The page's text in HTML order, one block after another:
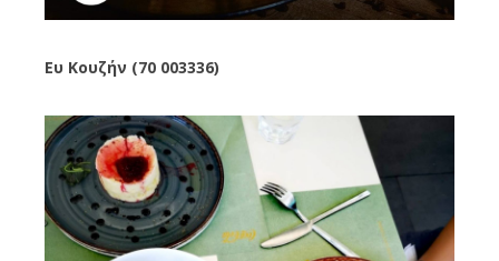
Ευ Κουζήν (70 003336)